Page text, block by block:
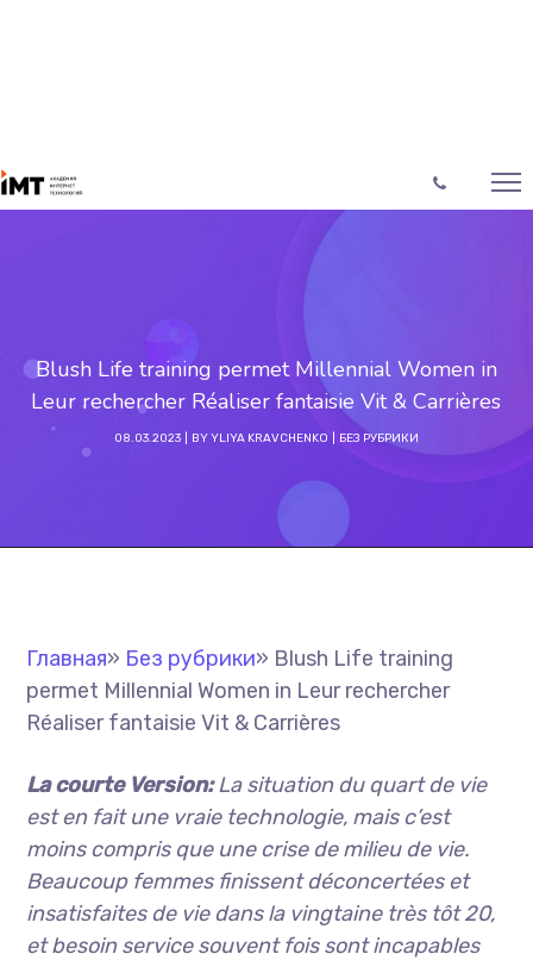
Blush Life training permet Millennial Women in
Leur rechercher Réaliser fantaisie Vit & Carrières
08.03.2023 BYYLIYA KRAVCHENKO БЕЗ РУБРИКИ
Главная» Без рубрики» Blush Life training
permet Millennial Women in Leur rechercher
Réaliser fantaisie Vit & Carrières
La courte Version:La situation du quart de vie
est en fait une vraie technologie, mais c’est
moins compris que une crise de milieu de vie.
Beaucoup femmes finissent déconcertées et
insatisfaites de vie dans la vingtaine très tôt 20,
et besoin service souvent fois sont incapables